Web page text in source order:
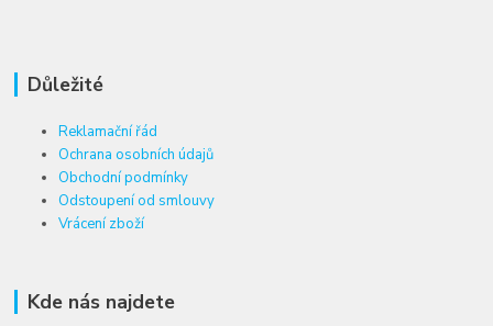
Důležité
Reklamační řád
Ochrana osobních údajů
Obchodní podmínky
Odstoupení od smlouvy
Vrácení zboží
Kde nás najdete